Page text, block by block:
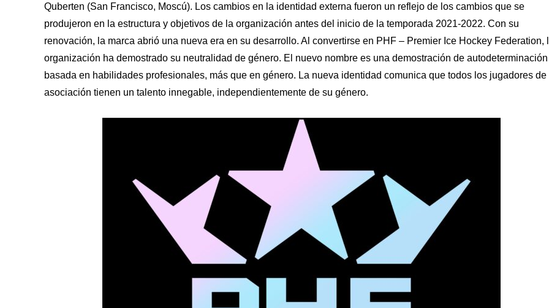
Quberten (San Francisco, Moscú). Los cambios en la identidad externa fueron un reflejo de los cambios que se
produjeron en la estructura y objetivos de la organización antes del inicio de la temporada 2021-2022. Con su
renovación, la marca abrió una nueva era en su desarrollo. Al convertirse en PHF – Premier Ice Hockey Federation,
organización ha demostrado su neutralidad de género. El nuevo nombre es una demostración de autodeterminación
basada en habilidades profesionales, más que en género. La nueva identidad comunica que todos los jugadores de
asociación tienen un talento innegable, independientemente de su género.